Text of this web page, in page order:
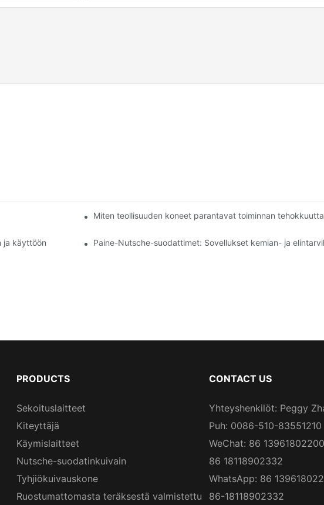
vs. muut kuivausmenetelmät: vertailuMiten teollisuuden koneet parantavat toiminnan tehokkuutta
ja käyttöön Paine-Nutsche-suodattimet: Sovellukset kemian- ja
PRODUCTS
Sekoituslaitteet
Kiteyttäjä
Käymislaitteet
Nutsche-suodatinkuivain
Tyhjiökuivauskone
Ruostumattomasta teräksestä valmistettu
CONTACT US
Yhteyshenkilöt: Peggy
Puh: 0086-510-83551210
WeChat: 86 13961802200
86 18118902332
WhatsApp: 86
86-18118902332